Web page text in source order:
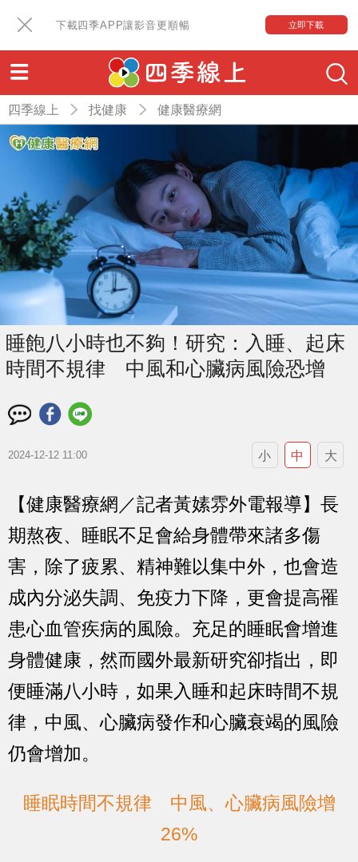
下載四季APP讓影音更順暢 立即下載
四季線上 找健康 健康醫療網
睡飽八小時也不夠！研究：入睡、起床
時間不規律 中風和心臟病風險恐增
2024-12-12 11:00 小 中 大
【健康醫療網／記者黃嫊雰外電報導】長
期熬夜、睡眠不足會給身體帶來諸多傷
害，除了疲累、精神難以集中外，也會造
成內分泌失調、免疫力下降，更會提高罹
患心血管疾病的風險。充足的睡眠會增進
身體健康，然而國外最新研究卻指出，即
便睡滿八小時，如果入睡和起床時間不規
律，中風、心臟病發作和心臟衰竭的風險
仍會增加。
睡眠時間不規律 中風、心臟病風險增
26%